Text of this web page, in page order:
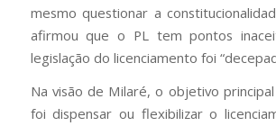
mesmo questionar a
afirmou que o PL tem pontos
legislação do licenciamento foi
Na visão de Milaré, o objetivo
foi dispensar ou flexibilizar o